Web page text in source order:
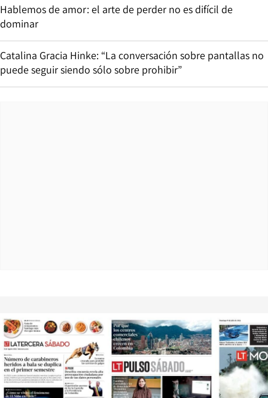
Hablemos de amor: el arte de perder no es difícil de
dominar
Catalina Gracia Hinke: “La conversación sobre pantallas no
puede seguir siendo sólo sobre prohibir”
Opens in new window Opens in